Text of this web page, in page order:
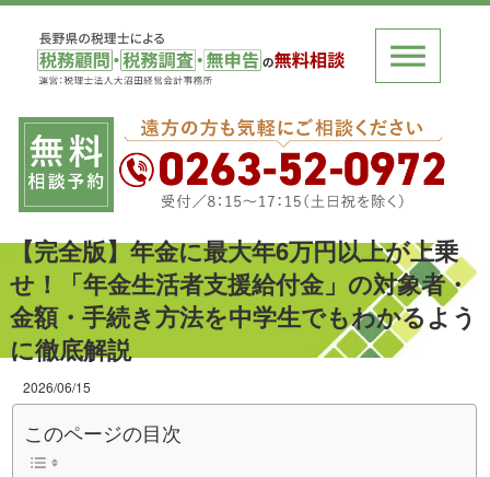
【完全版】年金に最大年6万円以上が上乗
せ！「年金生活者支援給付金」の対象者・
金額・手続き方法を中学生でもわかるよう
に徹底解説
2026/06/15
このページの目次